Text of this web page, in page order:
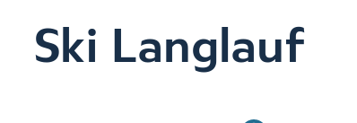
Ski Langlauf